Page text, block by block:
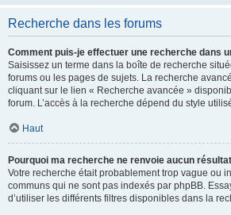
Recherche dans les forums
Comment puis-je effectuer une recherche dans
Saisissez un terme dans la boîte de recherche
forums ou les pages de sujets. La recherche
cliquant sur le lien « Recherche avancée »
forum. L’accès à la recherche dépend du style
Haut
Pourquoi ma recherche ne renvoie aucun
Votre recherche était probablement trop vague ou
communs qui ne sont pas indexés par phpBB.
d’utiliser les différents filtres disponibles dans la